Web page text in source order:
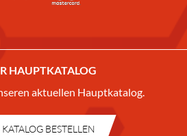
HAUPTKATALOG
aktuellen Hauptkatalog.
KATALOG BESTELLEN